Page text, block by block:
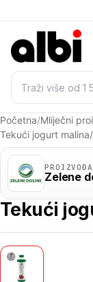
Pretraži:
Početna/Mliječni
Tekući jogurt
Zelene
Tekući